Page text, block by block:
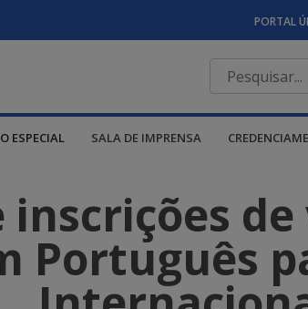
PORTAL
ESPECIAL SALA DE IMPRENSA
inscrições
Português